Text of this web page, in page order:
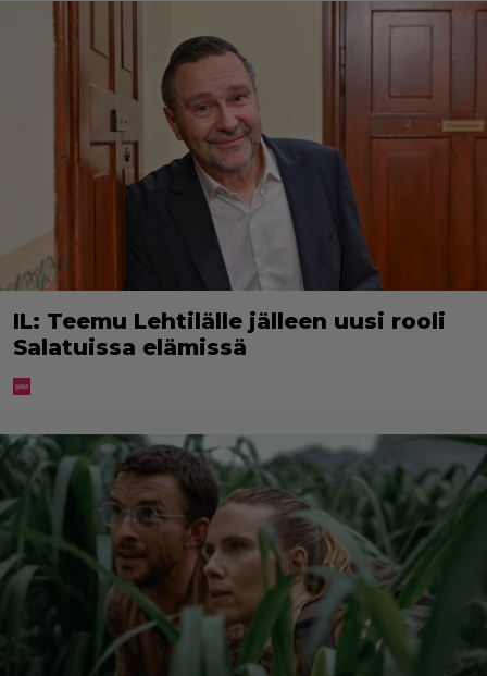
IL: Teemu Lehtilälle jälleen uusi rooli
Salatuissa elämissä